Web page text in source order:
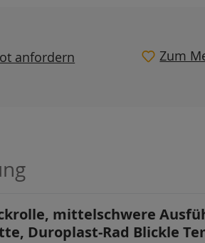
anfordern Zum
mittelschwere
Duroplast-Rad Blickle